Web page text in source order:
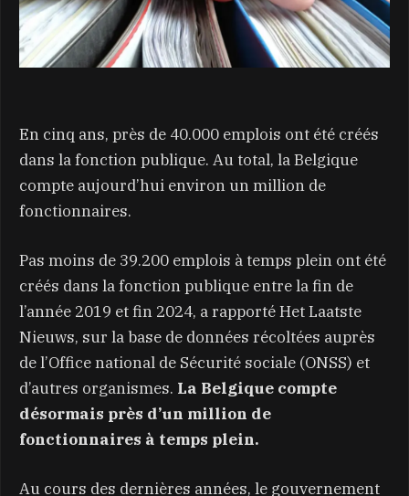
En cinq ans, près de 40.000 emplois ont été créés
dans la fonction publique. Au total, la Belgique
compte aujourd’hui environ un million de
fonctionnaires.
Pas moins de 39.200 emplois à temps plein ont été
créés dans la fonction publique entre la fin de
l’année 2019 et fin 2024, a rapporté Het Laatste
Nieuws, sur la base de données récoltées auprès
de l’Office national de Sécurité sociale (ONSS) et
d’autres organismes. La Belgique compte
désormais près d’un million de
fonctionnaires à temps plein.
Au cours des dernières années, le gouvernement